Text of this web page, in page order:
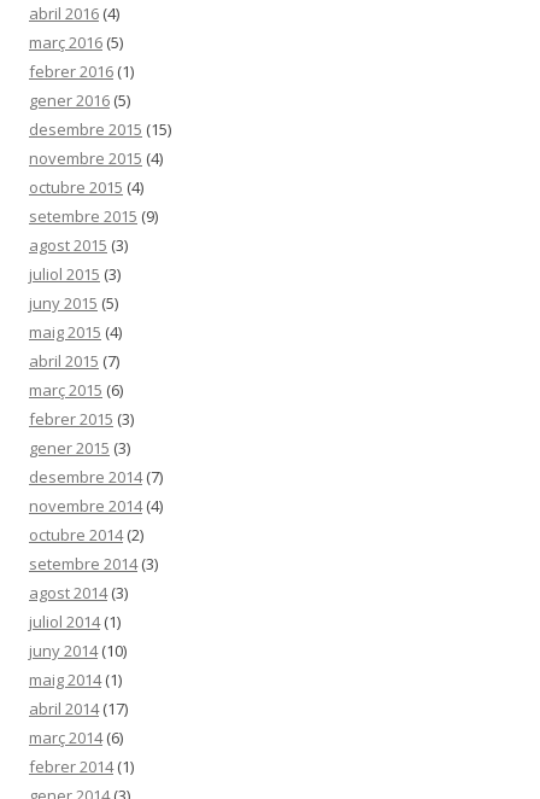
abril 2016 (4)
març 2016 (5)
febrer 2016 (1)
gener 2016 (5)
desembre 2015 (15)
novembre 2015 (4)
octubre 2015 (4)
setembre 2015 (9)
agost 2015 (3)
juliol 2015 (3)
juny 2015 (5)
maig 2015 (4)
abril 2015 (7)
març 2015 (6)
febrer 2015 (3)
gener 2015 (3)
desembre 2014(7)
novembre 2014(4)
octubre 2014(2)
setembre 2014(3)
agost 2014(3)
juliol 2014(1)
juny 2014(10)
maig 2014(1)
abril 2014(17)
març 2014(6)
febrer 2014(1)